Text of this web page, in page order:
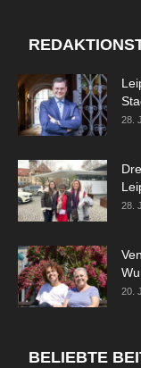
28.
28.
20.
BELIEBTE